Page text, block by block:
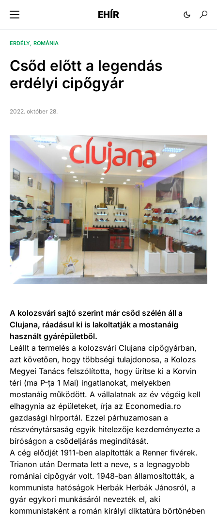
EHÍR
ERDÉLY ROMÁNIA
Csőd előtt a legendás
erdélyi cipőgyár
2022. október 28.
A kolozsvári sajtó szerint már csőd szélén áll a
Clujana, ráadásul ki is lakoltatják a mostanáig
használt gyárépületből.
Leállt a termelés a kolozsvári Clujana cipőgyárban,
azt követően, hogy többségi tulajdonosa, a Kolozs
Megyei Tanács felszólította, hogy ürítse ki a Korvin
téri (ma P-ța 1 Mai) ingatlanokat, melyekben
mostanáig működött. A vállalatnak az év végéig kell
elhagynia az épületeket, írja az Economedia.ro
gazdasági hírportál. Ezzel párhuzamosan a
részvénytársaság egyik hitelezője kezdeményezte a
bíróságon a csődeljárás megindítását.
A cég elődjét 1911-ben alapították a Renner fivérek.
Trianon után Dermata lett a neve, s a legnagyobb
romániai cipőgyár volt. 1948-ban államosították, a
kommunista hatóságok Herbák Herbák Jánosról, a
gyár egykori munkásáról nevezték el, aki
kommunistaként a román királyi diktatúra börtönében